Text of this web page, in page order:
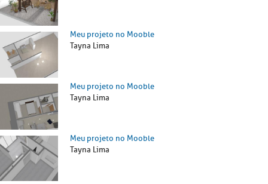
Meu projeto no Mooble
Tayna Lima
Meu projeto no Mooble
Tayna Lima
Meu projeto no Mooble
Tayna Lima